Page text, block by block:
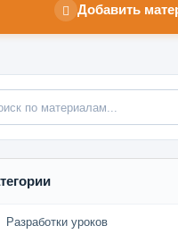
Добавить
Разработки уроков